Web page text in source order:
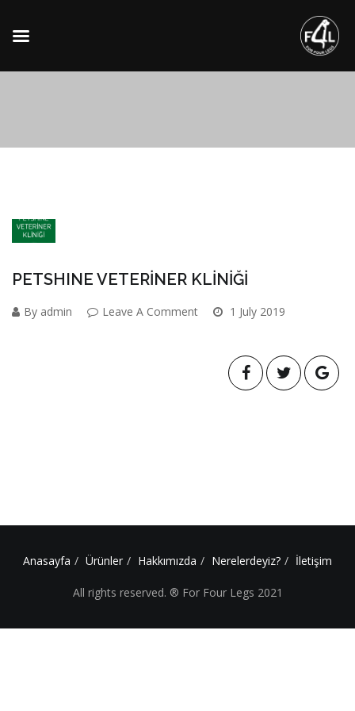
PETSHINE VETERİNER KLİNİĞİ
By admin Leave A Comment 1 July 2019
Anasayfa Ürünler Hakkımızda Nerelerdeyiz? İletişim
All rights reserved. ® For Four Legs 2021